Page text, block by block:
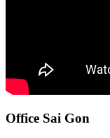
Office Sai Gon